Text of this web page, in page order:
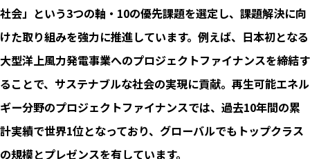
社会」という3つの軸・10の優先課題を選定し、課題解決に向
けた取り組みを強力に推進しています。例えば、日本初となる
大型洋上風力発電事業へのプロジェクトファイナンスを締結す
ることで、サステナブルな社会の実現に貢献。再生可能エネル
ギー分野のプロジェクトファイナンスでは、過去10年間の累
計実績で世界1位となっており、グローバルでもトップクラス
の規模とプレゼンスを有しています。